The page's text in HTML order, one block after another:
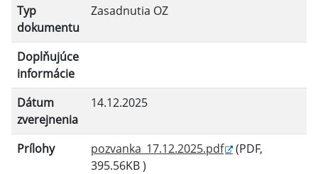
Filtrovať
Typ
dokumentu
Zasadnutia OZ
Doplňujúce
informácie
Dátum
zverejnenia
14.12.2025
Prílohy pozvanka_17.12.2025.pdf
(PDF,
395.56KB )